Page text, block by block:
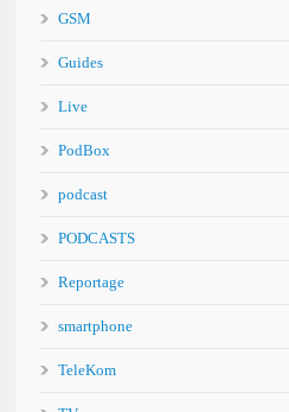
GSM
Guides
Live
PodBox
podcast
PODCASTS
Reportage
smartphone
TeleKom